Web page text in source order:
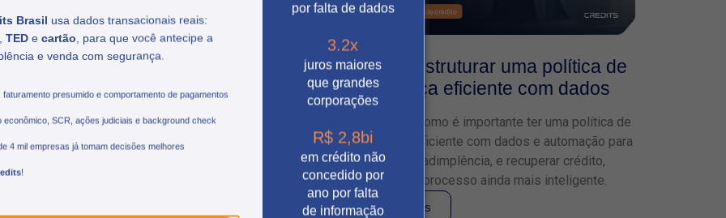
Brasil usa dados transacionais reais:
TED e cartão , para que você antecipe a
e venda com segurança.
faturamento presumido e comportamento de pagamentos
econômico, SCR, ações judiciais e background check
4 mil empresas já tomam decisões melhores
!
por falta de dados
3.2x
juros maiores
que grandes
corporações
R$ 2,8bi
em crédito não
concedido por
ano por falta
de informação
O que esperar do Febraban
Tech 2026 e as tendências do
Conheça as principais tendências do FEBRABAN
TECH 2026, as trilhas temáticas do evento e a
Como estruturar uma política de
cobrança eficiente com dados
Descubra como é importante ter uma política de
cobrança eficiente com dados e automação para
reduzir a inadimplência, e recuperar crédito,
tornando o processo ainda mais inteligente.
Leia mais